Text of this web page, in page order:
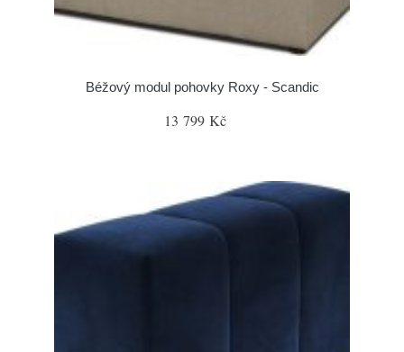
Béžový modul pohovky Roxy - Scandic
13 799 Kč